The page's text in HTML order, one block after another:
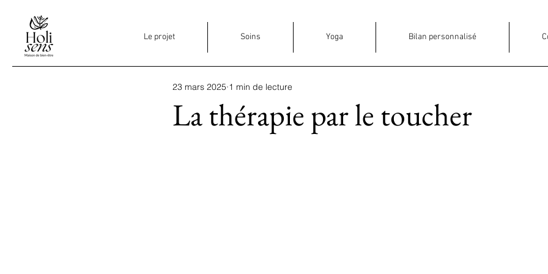
Le projet Soins Yoga Bilan personnalisé
La thérapie par le toucher
23 mars 2025 1 min de lecture